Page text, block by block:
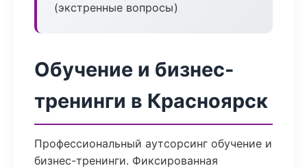
(экстренные вопросы)
Обучение и бизнес-
тренинги в Красноярск
Профессиональный аутсорсинг обучение и
бизнес-тренинги. Фиксированная